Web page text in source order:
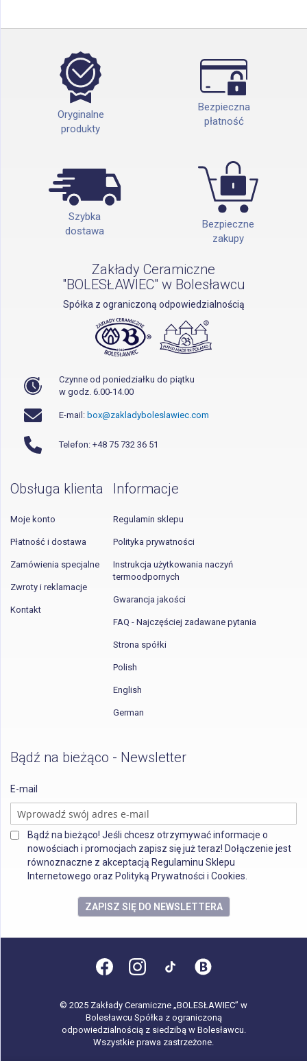
Oryginalne
produkty
Bezpieczna
płatność
Szybka
dostawa
Bezpieczne
zakupy
Zakłady Ceramiczne
"BOLESŁAWIEC" w Bolesławcu
Spółka z ograniczoną odpowiedzialnością
Czynne od poniedziałku do piątku
w godz. 6.00-14.00
E-mail: box@zakladyboleslawiec.com
Telefon: +48 75 732 36 51
Obsługa klienta
Moje konto
Płatność i dostawa
Zamówienia specjalne
Zwroty i reklamacje
Kontakt
Informacje
Regulamin sklepu
Polityka prywatności
Instrukcja użytkowania naczyń
termoodpornych
Gwarancja jakości
FAQ - Najczęściej zadawane pytania
Strona spółki
Polish
English
German
Bądź na bieżąco - Newsletter
E-mail
Bądź na bieżąco! Jeśli chcesz otrzymywać informacje o
nowościach i promocjach zapisz się już teraz! Dołączenie jest
równoznaczne z akceptacją Regulaminu Sklepu
Internetowego oraz Polityką Prywatności i Cookies.
ZAPISZ SIĘ DO NEWSLETTERA
© 2025 Zakłady Ceramiczne „BOLESŁAWIEC” w
Bolesławcu Spółka z ograniczoną
odpowiedzialnością z siedzibą w Bolesławcu.
Wszystkie prawa zastrzeżone.